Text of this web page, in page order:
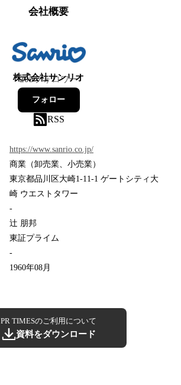
会社概要
株式会社サンリオ
205フォロワー
フォロー
RSS
https://www.sanrio.co.jp/
商業（卸売業、小売業）
東京都品川区大崎1-11-1 ゲートシティ大
崎 ウエストタワー
-
辻 朋邦
東証プライム
-
1960年08月
PR TIMESのご利用について
資料をダウンロード